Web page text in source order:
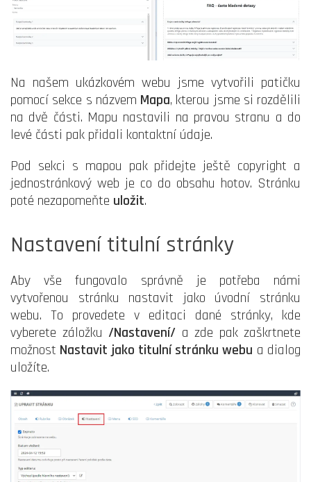
Na našem ukázkovém webu jsme vytvořili patičku
pomocí sekce s názvem Mapa, kterou jsme si rozdělili
na dvě části. Mapu nastavili na pravou stranu a do
levé části pak přidali kontaktní údaje.
Pod sekci s mapou pak přidejte ještě copyright a
jednostránkový web je co do obsahu hotov. Stránku
poté nezapomeňte uložit.
Nastavení titulní stránky
Aby vše fungovalo správně je potřeba námi
vytvořenou stránku nastavit jako úvodní stránku
webu. To provedete v editaci dané stránky, kde
vyberete záložku /Nastavení/ a zde pak zaškrtnete
možnost Nastavit jako titulní stránku webu a dialog
uložíte.